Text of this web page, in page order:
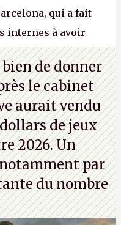
qui a fait
internes à avoir
sous la direction
bien de donner
le cabinet
aurait vendu
de jeux
2026. Un
par
du nombre